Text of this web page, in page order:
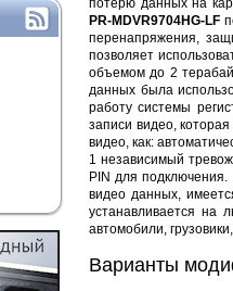
PR-MDVR9704HG-LF
перенапряжения,
позволяет
объемом до 2
данных была
работу системы
записи видео,
видео, как:
1 независимый
PIN для
видео данных,
устанавливается на
автомобили,
Варианты